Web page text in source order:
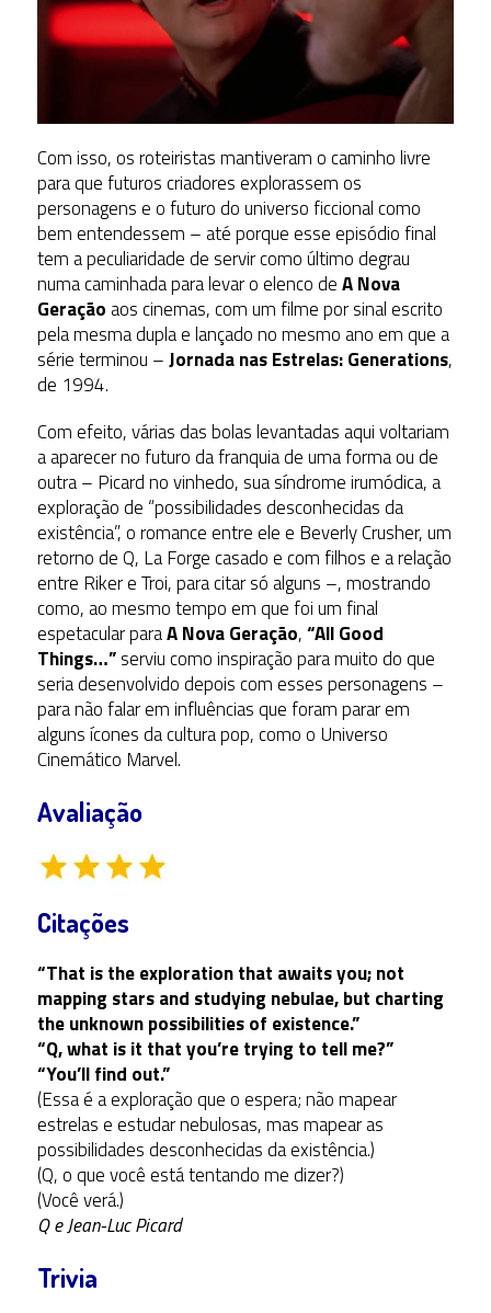
Com isso, os roteiristas mantiveram o caminho livre
para que futuros criadores explorassem os
personagens e o futuro do universo ficcional como
bem entendessem – até porque esse episódio final
tem a peculiaridade de servir como último degrau
numa caminhada para levar o elenco deA Nova
Geração aos cinemas, com um filme por sinal escrito
pela mesma dupla e lançado no mesmo ano em que a
série terminou –Jornada nas Estrelas: Generations,
de 1994.
Com efeito, várias das bolas levantadas aqui voltariam
a aparecer no futuro da franquia de uma forma ou de
outra – Picard no vinhedo, sua síndrome irumódica, a
exploração de “possibilidades desconhecidas da
existência”, o romance entre ele e Beverly Crusher, um
retorno de Q, La Forge casado e com filhos e a relação
entre Riker e Troi, para citar só alguns –, mostrando
como, ao mesmo tempo em que foi um final
espetacular paraA Nova Geração,“All Good
Things…”serviu como inspiração para muito do que
seria desenvolvido depois com esses personagens –
para não falar em influências que foram parar em
alguns ícones da cultura pop, como o Universo
Cinemático Marvel.
Avaliação
Citações
“That is the exploration that awaits you; not
mapping stars and studying nebulae, but charting
the unknown possibilities of existence.”
“Q, what is it that you’re trying to tell me?”
“You’ll find out.”
(Essa é a exploração que o espera; não mapear
estrelas e estudar nebulosas, mas mapear as
possibilidades desconhecidas da existência.)
(Q, o que você está tentando me dizer?)
(Você verá.)
Q e Jean-Luc Picard
Trivia